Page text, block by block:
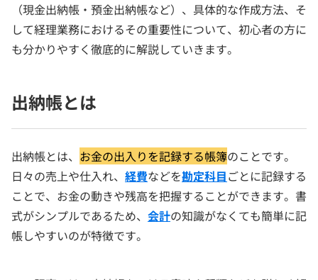
（現金出納帳・預金出納帳など）、具体的な作成方法、そ
して経理業務におけるその重要性について、初心者の方に
も分かりやすく徹底的に解説していきます。
出納帳とは
出納帳とは、 お金の出入りを記録する帳簿のことです。
日々の売上や仕入れ、 経費などを勘定科目ごとに記録する
ことで、お金の動きや残高を把握することができます。書
式がシンプルであるため、 会計の知識がなくても簡単に記
帳しやすいのが特徴です。